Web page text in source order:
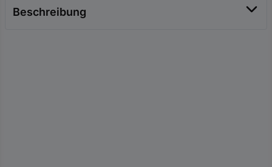
Beschreibung